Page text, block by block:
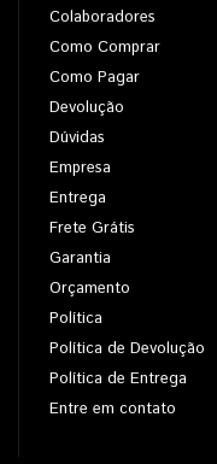
Colaboradores
Como Comprar
Como Pagar
Devolução
Dúvidas
Empresa
Entrega
Frete Grátis
Garantia
Orçamento
Política
Política de Devolução
Política de Entrega
Entre em contato